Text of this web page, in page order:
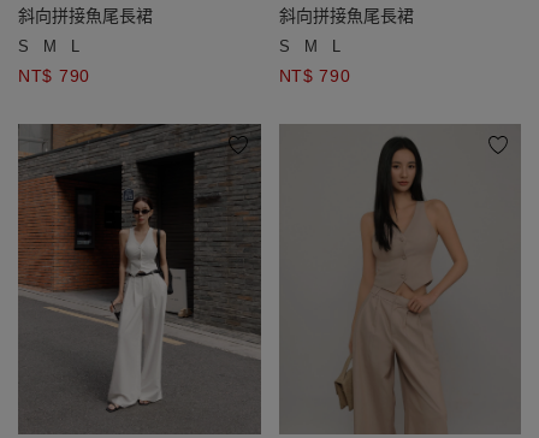
斜向拼接魚尾長裙
S M L
NT$ 790
斜向拼接魚尾長裙
S M L
NT$ 790